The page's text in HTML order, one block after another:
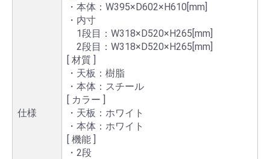
仕様
・本体：W395×D602×H610[mm]
・内寸
1段目：W318×D520×H265[mm]
2段目：W318×D520×H265[mm]
[ 材質 ]
・天板：樹脂
・本体：スチール
[ カラー ]
・天板：ホワイト
・本体：ホワイト
[ 機能 ]
・2段